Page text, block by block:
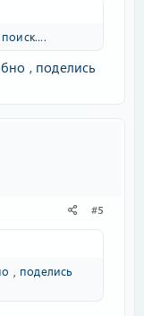
, поделись
#5
, поделись